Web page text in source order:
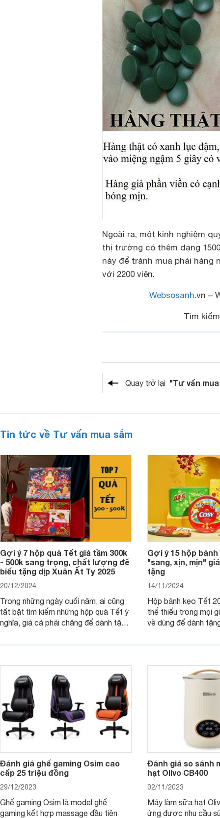
Ngoài ra, một kinh nghiệm
thị trường có thêm dạng
này để tránh mua phải hàng
với 2200 viên.
Websosanh.vn –
Tìm
Quay trở lại "Tư vấn
Tin tức về Tư vấn mua sắm
Gợi ý 7 hộp quà Tết giá tầm 300k
- 500k sang trọng, chất lượng để
biếu tặng dịp Xuân Ất Tỵ 2025
20/12/2024
Trong những ngày cuối năm, ai cũng
tất bật tìm kiếm những hộp quà Tết ý
nghĩa, giá cả phải chăng để dành tặng
- 500k đẹp mắt nhé.
Gợi ý 15 hộp
"sang, xịn, mịn"
tặng
14/11/2024
Hộp bánh kẹo Tết
thể thiếu trong mọi
về dùng để dành
2025 mới vừa sang,
mua sắm cuối năm.
Đánh giá ghế gaming Osim cao
cấp 25 triệu đồng
29/12/2023
Ghế gaming Osim là model ghế
gaming kết hợp massage đầu tiên
Đánh giá so sánh
hạt Olivo CB400
02/11/2023
Máy làm sữa hạt
ứng được nhu cầu